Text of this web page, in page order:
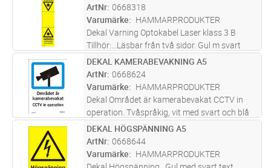
ArtNr 0668318
Varumärke
HAMMARPRODUKTER
Dekal Varning Optokabel Laser klass 3 B
Tillhör:…Läsbar från två sidor. Gul m svart
text, självh. Avsedd att fästas på kabel
inomhus, självhäftande.
ST Lägg i kundvagn
DEKAL KAMERABEVAKNING A5
ArtNr 0668624
Varumärke
HAMMARPRODUKTER
Dekal Området är kamerabevakat CCTV in
operation. Tvåspråkig, vit med svart och blå
text, självhäftande. Placeras väl synlig där
kameraövervakning förekommer.
ST Lägg i kundvagn
DEKAL HÖGSPÄNNING A5
ArtNr 0668644
Varumärke
HAMMARPRODUKTER